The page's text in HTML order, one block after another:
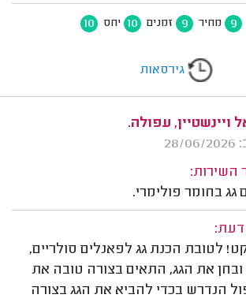
9 מחיר 9 זמנים 10 יחס 10
גירסאות
ויינשטיין, עפולה.
השירות:
גג בחומר פולימרי.
דעת:
לטובת הכנת גג לפאנלים סולריים,
ובחן את הגג, התאים בצורה טובה את
הנדרש בכדי להביא את הגג בצורה